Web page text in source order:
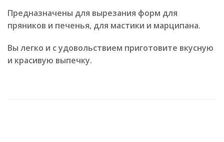
Предназначены для вырезания форм для
пряников и печенья, для мастики и марципана.
Вы легко и с удовольствием приготовите вкусную
и красивую выпечку.